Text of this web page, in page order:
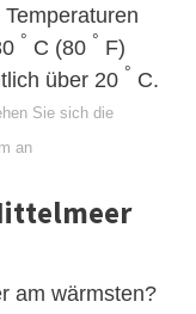
° C (80 ° F)
über 20 ° C.
Sie sich die
an
am wärmsten?